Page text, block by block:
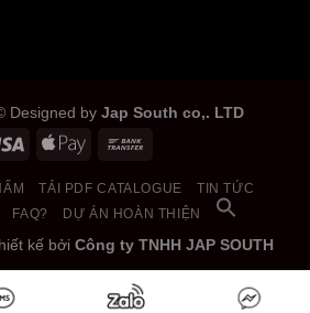
Designed by Jap South co,. LTD
TẢI PDF CATALOGUE
TIN TỨC
FAQ? DỰ ÁN HOÀN THIỆN
kế bởi Công ty TNHH JAP SOUTH
chiết khấu cao cho các đối tác xây